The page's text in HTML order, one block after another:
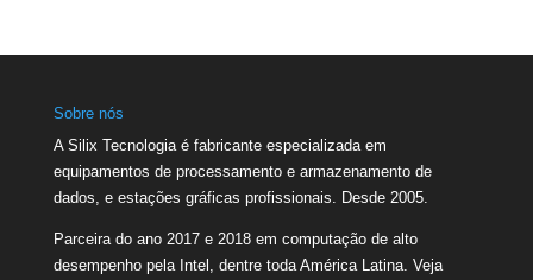
Sobre nós
A Silix Tecnologia é fabricante especializada em
equipamentos de processamento e armazenamento de
dados, e estações gráficas profissionais. Desde 2005.
Parceira do ano 2017 e 2018 em computação de alto
desempenho pela Intel, dentre toda América Latina. Veja